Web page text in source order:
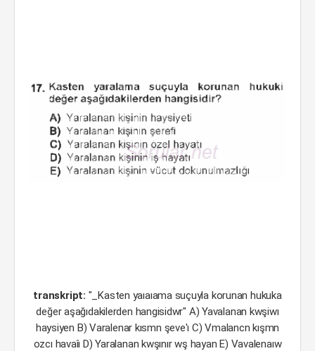
transkript: "_Kasten yaıaıama suçuyla korunan hukuka
değer aşağıdakilerden hangisidwr" A) Yavalanan kwşiwı
haysiyen B) Varalenar kısmn şeve'ı C) Vmalancn kışmn
ozcı havaîı D) Yaralanan kwşınır wş hayan E) Vavalenaıw